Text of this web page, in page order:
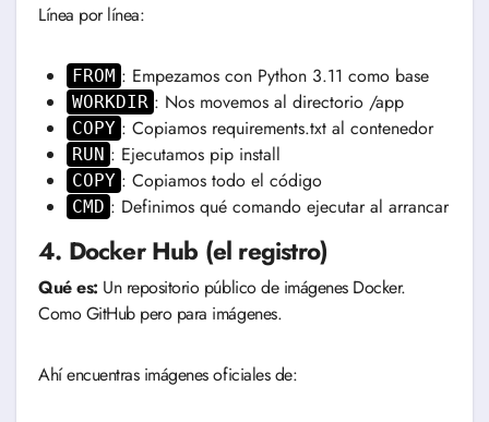
Línea por línea:
FROM : Empezamos con Python 3.11 como base
WORKDIR : Nos movemos al directorio /app
COPY : Copiamos requirements.txt al contenedor
RUN : Ejecutamos pip install
COPY : Copiamos todo el código
CMD : Definimos qué comando ejecutar al arrancar
4. Docker Hub (el registro)
Qué es: Un repositorio público de imágenes Docker.
Como GitHub pero para imágenes.
Ahí encuentras imágenes oficiales de: